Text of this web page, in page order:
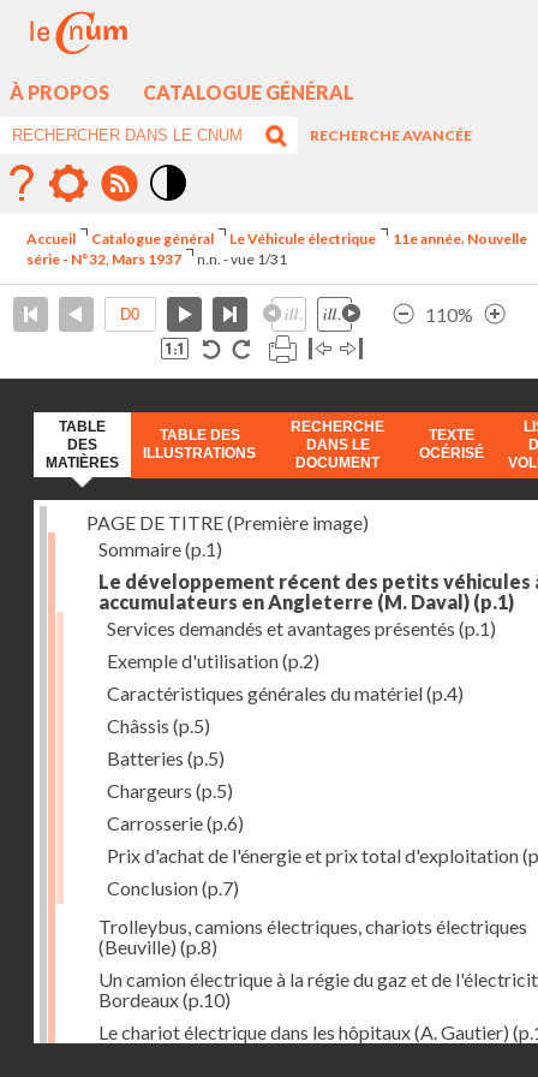
À PROPOS CATALOGUE GÉNÉRAL
RECHERCHE AVANCÉE
élévé
Accueil Catalogue général Le Véhicule électrique
11e année. Nouvelle
série - N°32, Mars 1937
n.n. - vue 1/31
110%
TABLE
DES
MATIÈRES
TABLE DES
ILLUSTRATIONS
RECHERCHE
DANS LE
DOCUMENT
TEXTE
OCÉRISÉ
PAGE DE TITRE (Première image)
Sommaire(p.1)
Le développement récent des petits véhicules
accumulateurs en Angleterre (M. Daval) (p.1)
Services demandés et avantages présentés (p.1)
Exemple d'utilisation(p.2)
Caractéristiques générales du matériel(p.4)
Châssis (p.5)
Batteries (p.5)
Chargeurs (p.5)
Carrosserie(p.6)
Prix d'achat de l'énergie et prix total d'exploitation
Conclusion(p.7)
Trolleybus, camions électriques, chariots électriques
(Beuville) (p.8)
Un camion électrique à la régie du gaz et de
Bordeaux(p.10)
Le chariot électrique dans les hôpitaux (A. Gautier)